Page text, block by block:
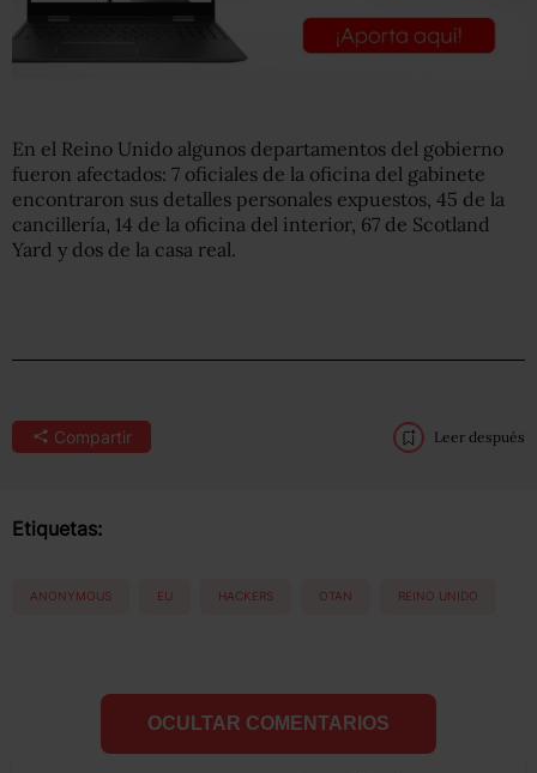
En el Reino Unido algunos departamentos del gobierno
fueron afectados: 7 oficiales de la oficina del gabinete
encontraron sus detalles personales expuestos, 45 de la
cancillería, 14 de la oficina del interior, 67 de Scotland
Yard y dos de la casa real.
Compartir Leer después
Etiquetas:
ANONYMOUS EU HACKERS OTAN REINO UNIDO
OCULTAR COMENTARIOS